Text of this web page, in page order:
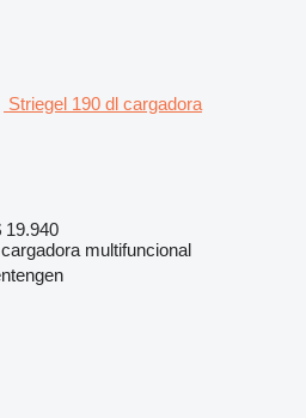
Striegel 190 dl cargadora
19.940
multifuncional